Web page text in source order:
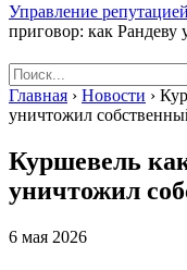
Управление репутацией
приговор: как
Главная › Новости ›
уничтожил
Куршевель
уничтожил
6 мая 2026